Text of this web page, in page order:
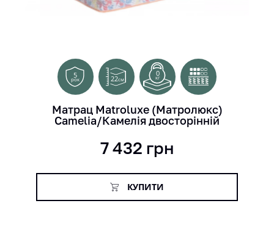
5
рок 22см
0
кг
Матрац Matroluxe (Матролюкс)
Camelia/Камелія двосторінній
7 432 грн
КУПИТИ